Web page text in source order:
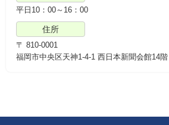
平日10：00～16：00
住所
〒 810-0001
福岡市中央区天神1-4-1 西日本新聞会館14階